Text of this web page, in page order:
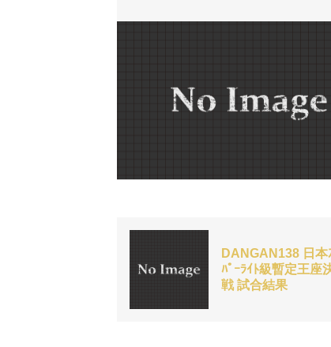
DANGAN138 日本
ﾊﾟｰﾗｲﾄ級暫定王座
戦 試合結果